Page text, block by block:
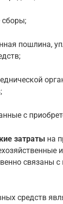
пошлина,
с
затраты на
связаны
средств